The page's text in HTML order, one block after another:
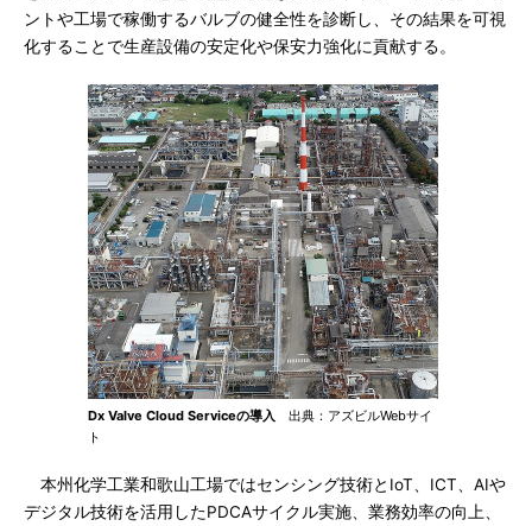
ントや工場で稼働するバルブの健全性を診断し、その結果を可視
化することで生産設備の安定化や保安力強化に貢献する。
Dx Valve Cloud Serviceの導入 出典：アズビルWebサイ
ト
本州化学工業和歌山工場ではセンシング技術とIoT、ICT、AIや
デジタル技術を活用したPDCAサイクル実施、業務効率の向上、